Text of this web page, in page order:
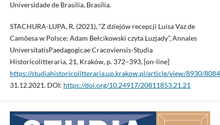
Universidade de Brasília, Brasília.
STACHURA-LUPA, R. (2021), “Z dziejów recepcji Luísa Vaz de
Camõesa w Polsce: Adam Bełcikowski czyta Luzjady”, Annales
UniversitatisPaedagogicae Cracoviensis-Studia
Historicolitteraria, 21, Kraków, p. 372–393, [on-line]
https://studiahistoricolitteraria.up.krakow.pl/article/view/8930/8084
31.12.2021. DOI: https://doi.org/10.24917/20811853.21.21